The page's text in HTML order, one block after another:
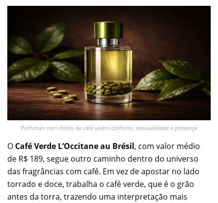
Perfumes com cheiro de café unem conforto, sensualidade e presença
O Café Verde L’Occitane au Brésil, com valor médio
de R$ 189, segue outro caminho dentro do universo
das fragrâncias com café. Em vez de apostar no lado
torrado e doce, trabalha o café verde, que é o grão
antes da torra, trazendo uma interpretação mais